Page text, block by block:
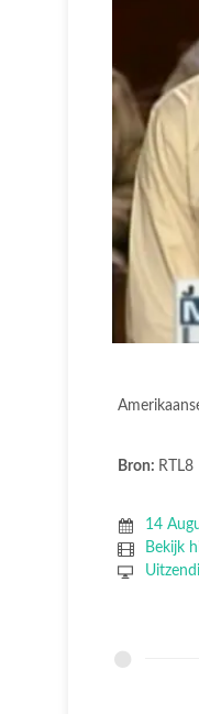
Bron: RTL8
14
Bekijk